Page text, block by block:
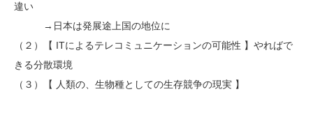
違い
→日本は発展途上国の地位に
（２）【 ITによるテレコミュニケーションの可能性 】やればで
きる分散環境
（３）【 人類の、生物種としての生存競争の現実 】